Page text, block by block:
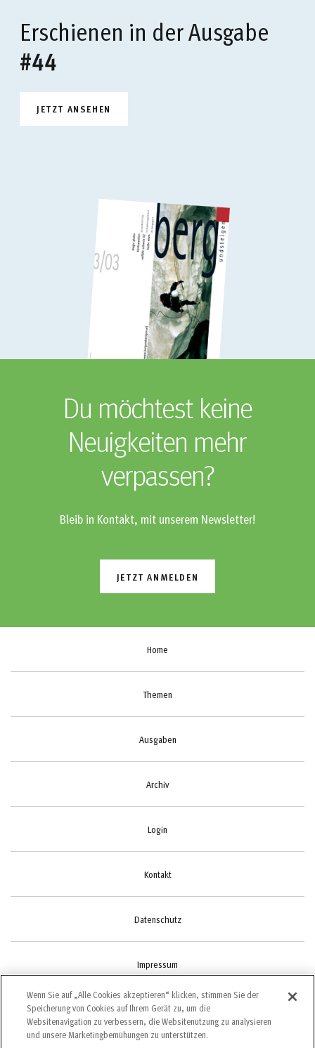
Erschienen in der Ausgabe
#44
JETZT ANSEHEN
Du möchtest keine
Neuigkeiten mehr
verpassen?
Bleib in Kontakt, mit unserem Newsletter!
JETZT ANMELDEN
Home
Themen
Ausgaben
Archiv
Login
Kontakt
Datenschutz
Impressum
Cookie-Einstellungen
Wenn Sie auf „Alle Cookies akzeptieren“ klicken, stimmen Sie der
Speicherung von Cookies auf Ihrem Gerät zu, um die
Websitenavigation zu verbessern, die Websitenutzung zu analysieren
und unsere Marketingbemühungen zu unterstützen.